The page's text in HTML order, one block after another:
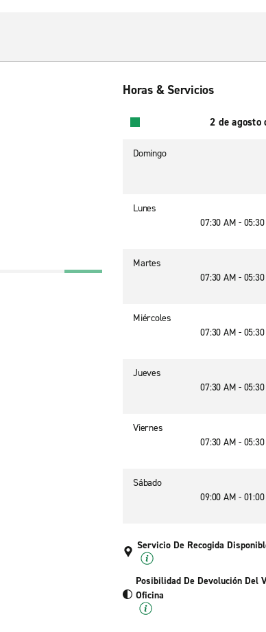
Horas & Servicios
2 de agosto
Domingo
Lunes
07:30 AM -
Martes
07:30 AM -
Miércoles
07:30 AM -
Jueves
07:30 AM -
Viernes
07:30 AM -
Sábado
09:00 AM -
Servicio De Recogida
Posibilidad De Devolución Del
Oficina